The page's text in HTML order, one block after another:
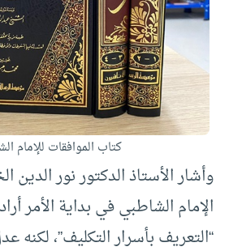
كتاب الموافقات للإمام
وأشار الأستاذ الدكتور نور الدين
الإمام الشاطبي في بداية الأمر
“التعريف بأسرار التكليف”، لكنه